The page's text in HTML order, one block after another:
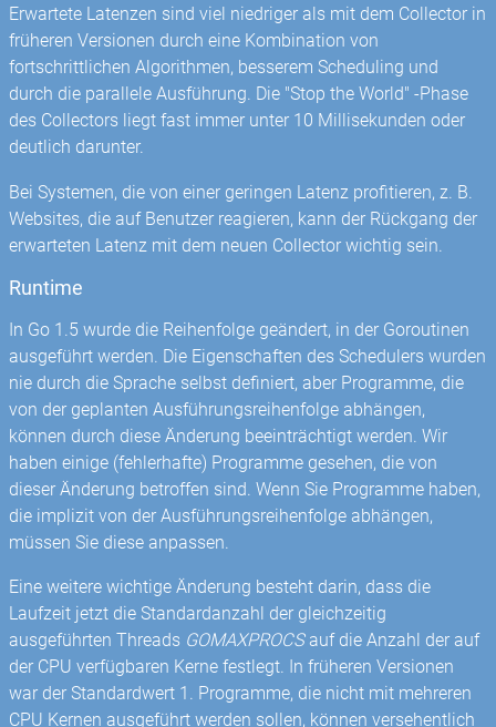
Erwartete Latenzen sind viel niedriger als mit dem Collector in
früheren Versionen durch eine Kombination von
fortschrittlichen Algorithmen, besserem Scheduling und
durch die parallele Ausführung. Die "Stop the World" -Phase
des Collectors liegt fast immer unter 10 Millisekunden oder
deutlich darunter.
Bei Systemen, die von einer geringen Latenz profitieren, z. B.
Websites, die auf Benutzer reagieren, kann der Rückgang der
erwarteten Latenz mit dem neuen Collector wichtig sein.
Runtime
In Go 1.5 wurde die Reihenfolge geändert, in der Goroutinen
ausgeführt werden. Die Eigenschaften des Schedulers wurden
nie durch die Sprache selbst definiert, aber Programme, die
von der geplanten Ausführungsreihenfolge abhängen,
können durch diese Änderung beeinträchtigt werden. Wir
haben einige (fehlerhafte) Programme gesehen, die von
dieser Änderung betroffen sind. Wenn Sie Programme haben,
die implizit von der Ausführungsreihenfolge abhängen,
müssen Sie diese anpassen.
Eine weitere wichtige Änderung besteht darin, dass die
Laufzeit jetzt die Standardanzahl der gleichzeitig
ausgeführten Threads GOMAXPROCSauf die Anzahl der auf
der CPU verfügbaren Kerne festlegt. In früheren Versionen
war der Standardwert 1. Programme, die nicht mit mehreren
CPU Kernen ausgeführt werden sollen, können versehentlich